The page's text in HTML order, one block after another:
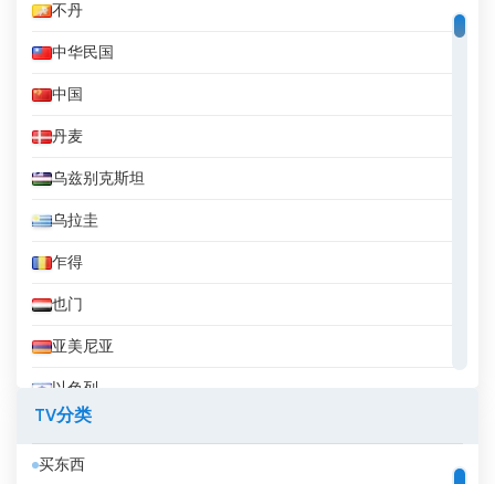
不丹
中华民国
中国
丹麦
乌兹别克斯坦
乌拉圭
乍得
也门
亚美尼亚
以色列
伊拉克库尔德斯坦
TV分类
买东西